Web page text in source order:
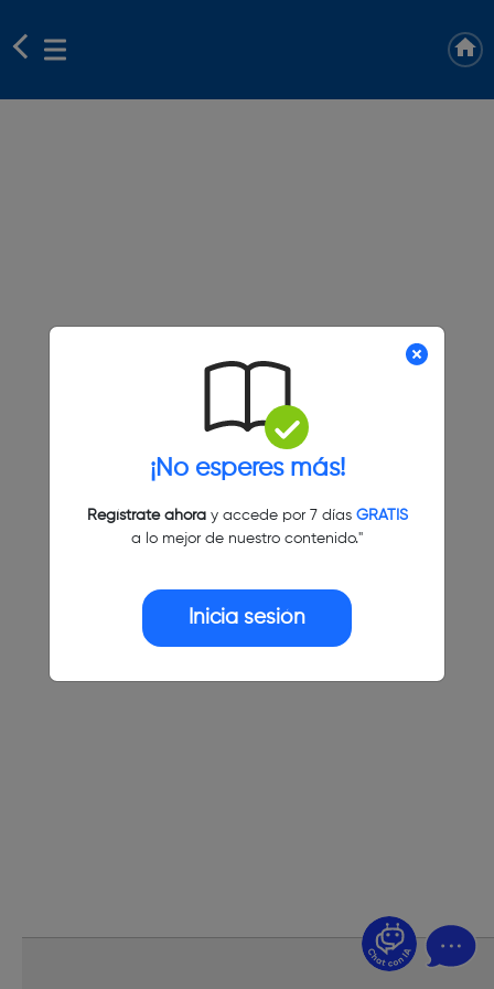
¡No esperes más!
Regístrate ahoray accede por 7 días GRATIS
a lo mejor de nuestro contenido."
Inicia sesión